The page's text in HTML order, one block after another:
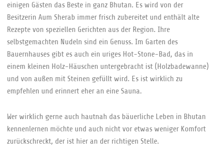
einigen Gästen das Beste in ganz Bhutan. Es wird von der
Besitzerin Aum Sherab immer frisch zubereitet und enthält alte
Rezepte von speziellen Gerichten aus der Region. Ihre
selbstgemachten Nudeln sind ein Genuss. Im Garten des
Bauernhauses gibt es auch ein uriges Hot-Stone-Bad, das in
einem kleinen Holz-Häuschen untergebracht ist (Holzbadewanne)
und von außen mit Steinen gefüllt wird. Es ist wirklich zu
empfehlen und erinnert eher an eine Sauna.
Wer wirklich gerne auch hautnah das bäuerliche Leben in Bhutan
kennenlernen möchte und auch nicht vor etwas weniger Komfort
zurückschreckt, der ist hier an der richtigen Stelle.